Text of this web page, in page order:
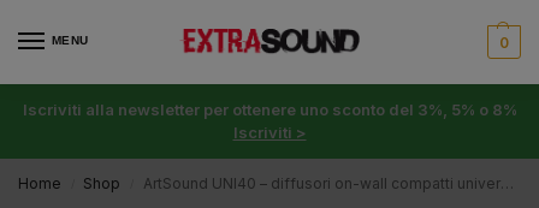
MENU 0
Iscriviti alla newsletter per ottenere uno sconto del 3%, 5% o 8%
Iscriviti >
Home Shop ArtSound UNI40 – diffusori on-wall compatti universali per interno ed esterno (coppia)